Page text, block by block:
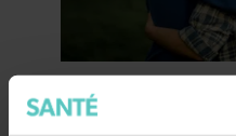
Wat als je
een ander